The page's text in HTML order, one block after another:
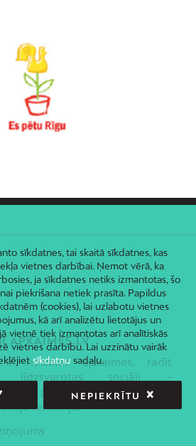
APKAIMES.LV
ir nosakot apkaimes, radīt
līdzsvarotas sociāli –
politikas ieviešanai Rīgas
teritorijā.
sīkdatnes, tai skaitā sīkdatnes, kas
vietnes darbībai. Ņemot vērā, ka
ja sīkdatnes netiks izmantotas, šo
piekrišana netiek prasīta. Papildus
(cookies), lai uzlabotu vietnes
kā arī analizētu lietotājus un
vietnē tiek izmantotas arī analītiskās
vietnes darbību. Lai uzzinātu vairāk
sīkdatņusadaļu.
NEPIEKRĪTU